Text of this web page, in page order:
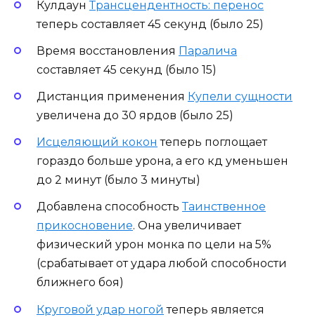
КулдаунТрансцендентность: перенос
теперь составляет 45 секунд (было 25)
Время восстановления Паралича
составляет 45 секунд (было 15)
Дистанция применения Купели сущности
увеличена до 30 ярдов (было 25)
Исцеляющий кокон теперь поглощает
гораздо больше урона, а его кд уменьшен
до 2 минут (было 3 минуты)
Добавлена способностьТаинственное
прикосновение. Она увеличивает
физический урон монка по цели на 5%
(срабатывает от удара любой способности
ближнего боя)
Круговой удар ногой теперь является